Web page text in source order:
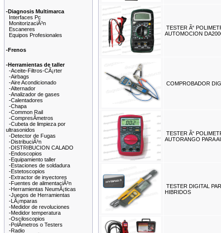
-Diagnosis Multimarca
Interfaces Pc
MonitorizaciÃ³n
Escaneres
Equipos Profesionales
-Frenos
-Herramientas de taller
-Aceite-Filtros-CÃ¡rter
-Airbags
-Aire Acondicionado
-Alternador
-Analizador de gases
-Calentadores
-Chapa
-Common Rail
-CompresÃ­metros
-Cubeta de limpieza por
ultrasonidos
-Detector de Fugas
-DistribuciÃ³n
-DISTRIBUCION CALADO
-Endoscopios
-Equipamiento taller
-Estaciones de soldadura
-Estetoscopios
-Extractor de inyectores
-Fuentes de alimentaciÃ³n
-Herramientas NeumÃ¡ticas
-Juegos de Herramientas
-LÃ¡mparas
-Medidor de revoluciones
-Medidor temperatura
-Osciloscopios
-PolÃ­metros o Testers
-Radio
TESTER Ã“
AUTOMOCION
COMPROBADOR
TESTER Ã“
AUTORANGO PARA
TESTER DIGITAL
HIBRIDOS